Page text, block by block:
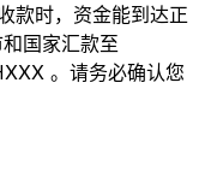
款时，资金能到达正
国家汇款至
。请务必确认您